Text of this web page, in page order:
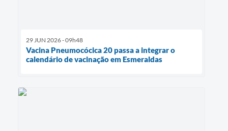
29 JUN 2026 - 09h48
Vacina Pneumocócica 20 passa a integrar o
calendário de vacinação em Esmeraldas